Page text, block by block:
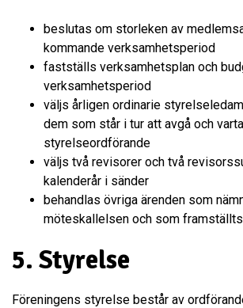
beslutas om storleken av
kommande verksamhetsperiod
fastställs verksamhetsplan och
verksamhetsperiod
väljs årligen ordinarie
dem som står i tur att avgå och
styrelseordförande
väljs två revisorer och två
kalenderår i sänder
behandlas övriga ärenden som
möteskallelsen och som
5. Styrelse
Föreningens styrelse består av